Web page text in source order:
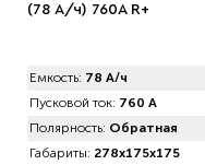
(78 А/ч) 760A R+
Емкость: 78 А/ч
Пусковой ток: 760 А
Полярность: Обратная
Габариты: 278x175x175